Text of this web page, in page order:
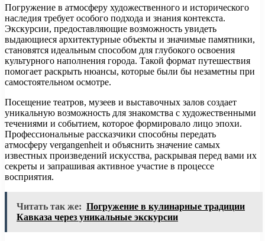
Погружение в атмосферу художественного и исторического
наследия требует особого подхода и знания контекста.
Экскурсии, предоставляющие возможность увидеть
выдающиеся архитектурные объекты и значимые памятники,
становятся идеальным способом для глубокого освоения
культурного наполнения города. Такой формат путешествия
помогает раскрыть нюансы, которые были бы незаметны при
самостоятельном осмотре.
Посещение театров, музеев и выставочных залов создает
уникальную возможность для знакомства с художественными
течениями и событием, которое формировало лицо эпохи.
Профессиональные рассказчики способны передать
атмосферу vergangenheit и объяснить значение самых
известных произведений искусства, раскрывая перед вами их
секреты и запрашивая активное участие в процессе
восприятия.
Читать так же: Погружение в кулинарные традиции
Кавказа через уникальные экскурсии